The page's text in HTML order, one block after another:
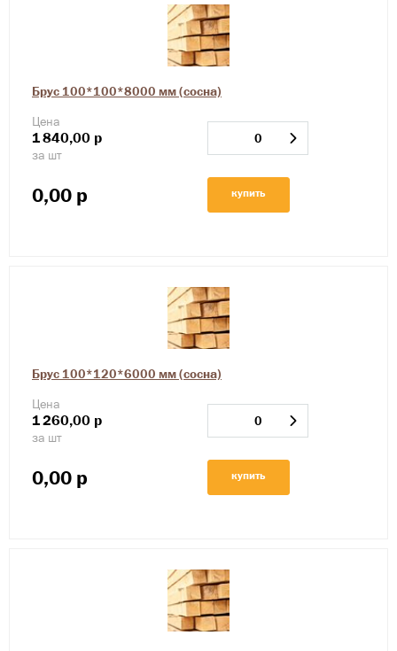
Брус 100*100*8000 мм (сосна)
Цена
1840,00 р
за шт
0,00 р купить
Брус 100*120*6000 мм (сосна)
Цена
1260,00 р
за шт
0,00 р купить